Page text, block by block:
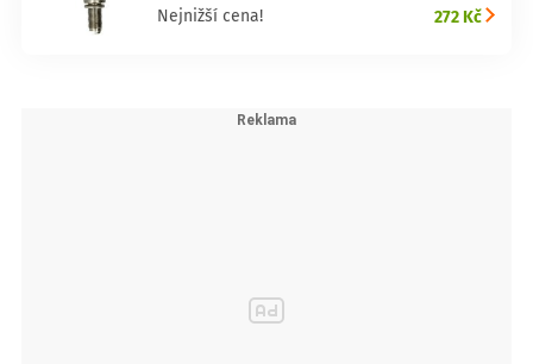
Nejnižší cena! 272 Kč